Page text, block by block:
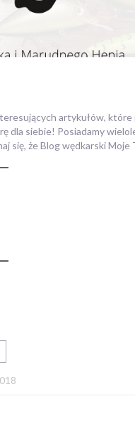
artykułów,
dla siebie! Posiadamy
się, że Blog wędkarski